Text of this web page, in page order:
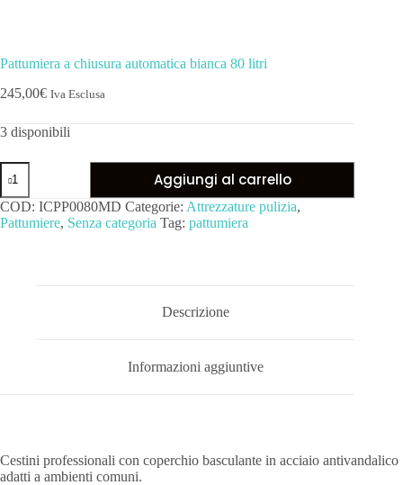
Pattumiera a chiusura automatica bianca 80 litri
245,00€ Iva Esclusa
3 disponibili
Aggiungi al carrello
COD: ICPP0080MD Categorie: Attrezzature pulizia,
Pattumiere, Senza categoria Tag: pattumiera
Descrizione
Informazioni aggiuntive
Cestini professionali con coperchio basculante in acciaio antivandalico
adatti a ambienti comuni.